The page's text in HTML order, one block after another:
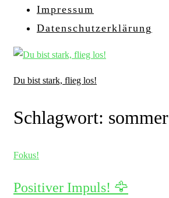
Impressum
Datenschutzerklärung
Du bist stark, flieg los!
Schlagwort: sommer
Fokus!
Positiver Impuls! 🦅